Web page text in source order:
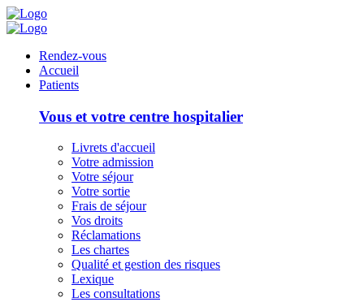
Rendez-vous
Accueil
Patients
Vous et votre centre hospitalier
Livrets d'accueil
Votre admission
Votre séjour
Votre sortie
Frais de séjour
Vos droits
Réclamations
Les chartes
Qualité et gestion des risques
Lexique
Les consultations
Panneau de gestion des cookies